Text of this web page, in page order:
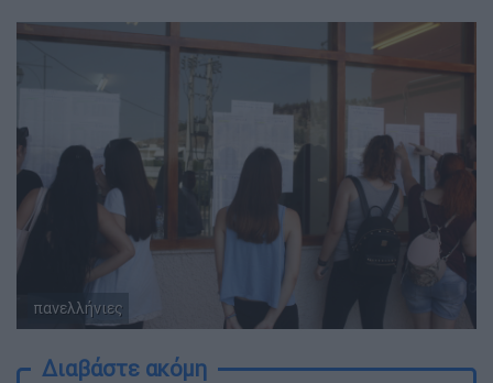
πανελλήνιες
Eurokinissi/ανακοίνωση βάσεων
Διαβάστε ακόμη